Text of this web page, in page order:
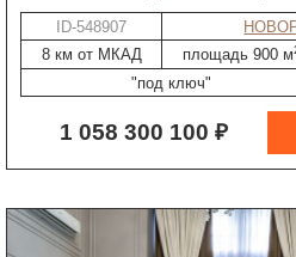
ID-548907
8 км от МКАД
площадь 900 м
"под ключ"
1 058 300 100 ₽